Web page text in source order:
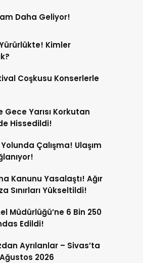
Daha Geliyor!
Kimler
Coşkusu Konserlerle
Gece Yarısı Korkutan
Hissedildi!
Çalışma! Ulaşım
Kanunu Yasalaştı! Ağır
Sınırları Yükseltildi!
Müdürlüğü’ne 6 Bin 250
Edildi!
Ayrılanlar – Sivas’ta
2026